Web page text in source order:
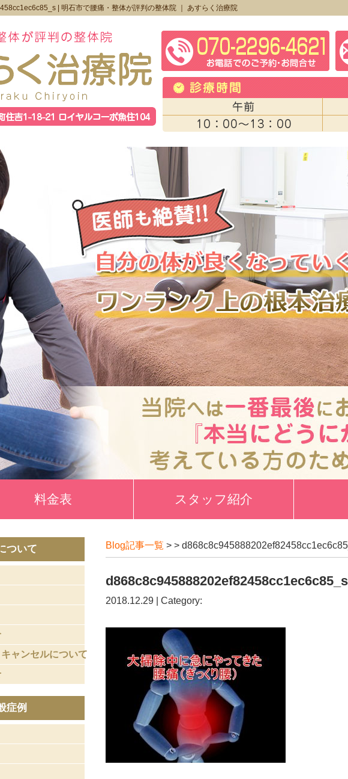
| 明石市で腰痛・整体が評判の整体院 ｜ あすらく治療院
料金表 スタッフ紹介
Blog記事一覧 > >
d868c8c945888202ef82458cc1ec6c85_s
2018.12.29 | Category:
ついて
ャンセルについて
症例